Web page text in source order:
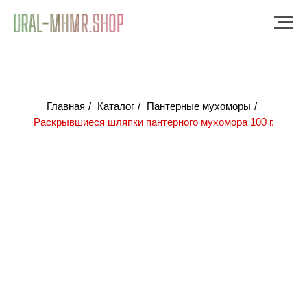
Главная / Каталог / Пантерные мухоморы /
Раскрывшиеся шляпки пантерного мухомора 100 г.